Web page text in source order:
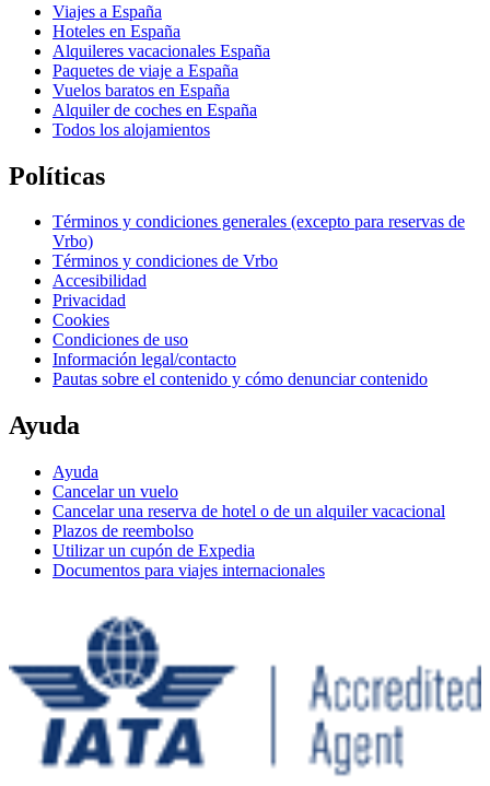
Viajes a España
Hoteles en España
Alquileres vacacionales España
Paquetes de viaje a España
Vuelos baratos en España
Alquiler de coches en España
Todos los alojamientos
Políticas
Términos y condiciones generales (excepto para reservas de
Vrbo)
Términos y condiciones de Vrbo
Accesibilidad
Privacidad
Cookies
Condiciones de uso
Información legal/contacto
Pautas sobre el contenido y cómo denunciar contenido
Ayuda
Ayuda
Cancelar un vuelo
Cancelar una reserva de hotel o de un alquiler vacacional
Plazos de reembolso
Utilizar un cupón de Expedia
Documentos para viajes internacionales